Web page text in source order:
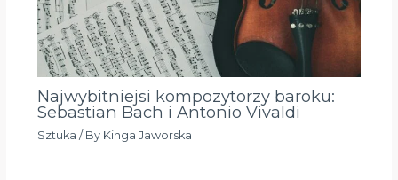
Najwybitniejsi kompozytorzy baroku:
Sebastian Bach i Antonio Vivaldi
Sztuka / By Kinga Jaworska